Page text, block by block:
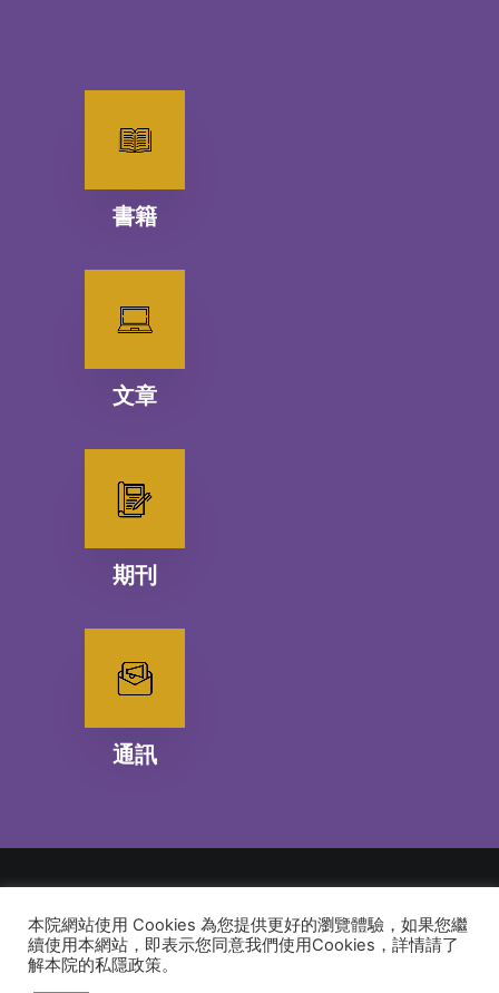
書籍
文章
期刊
通訊
© 2026 建道神學院Alliance Bible Seminary. All rights reserved
本院網站使用 Cookies 為您提供更好的瀏覽體驗，如果您繼
續使用本網站，即表示您同意我們使用Cookies，詳情請了
解本院的私隱政策。